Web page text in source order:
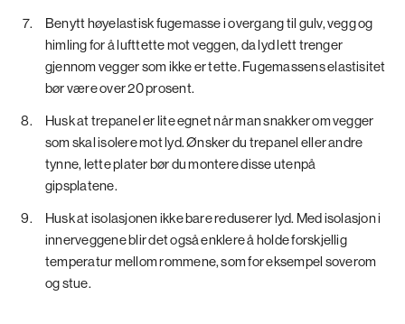
Benytt høyelastisk fugemasse i overgang til gulv, vegg og
himling for å lufttette mot veggen, da lyd lett trenger
gjennom vegger som ikke er tette. Fugemassens elastisitet
bør være over 20 prosent.
Husk at trepanel er lite egnet når man snakker om vegger
som skal isolere mot lyd. Ønsker du trepanel eller andre
tynne, lette plater bør du montere disse utenpå
gipsplatene.
Husk at isolasjonen ikke bare reduserer lyd. Med isolasjon i
innerveggene blir det også enklere å holde forskjellig
temperatur mellom rommene, som for eksempel soverom
og stue.